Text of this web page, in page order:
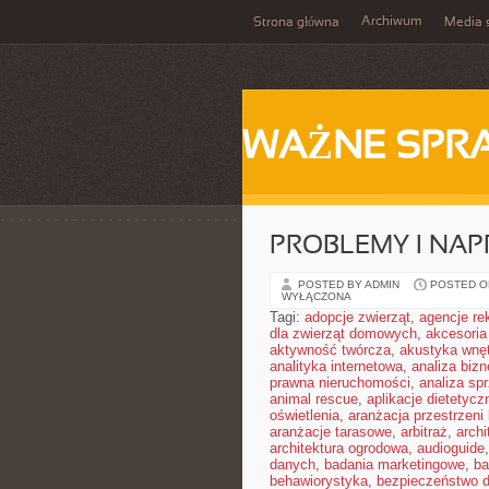
Strona główna Archiwum Media
WAŻNE
PROBLEMY I
POSTED BY ADMIN POSTED
WYŁĄCZONA
Tagi: adopcje zwierząt, agencje
dla zwierząt domowych,
aktywność twórcza, akustyka
analityka internetowa, analiza
prawna nieruchomości, analiza
animal rescue, aplikacje
oświetlenia, aranżacja przestrzeni
aranżacje tarasowe, arbitraż,
architektura ogrodowa, audioguide,
danych, badania marketingowe,
behawiorystyka, bezpieczeństwo